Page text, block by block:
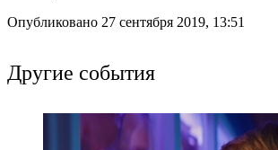
Опубликовано 27 сентября 2019, 13:51
Другие события